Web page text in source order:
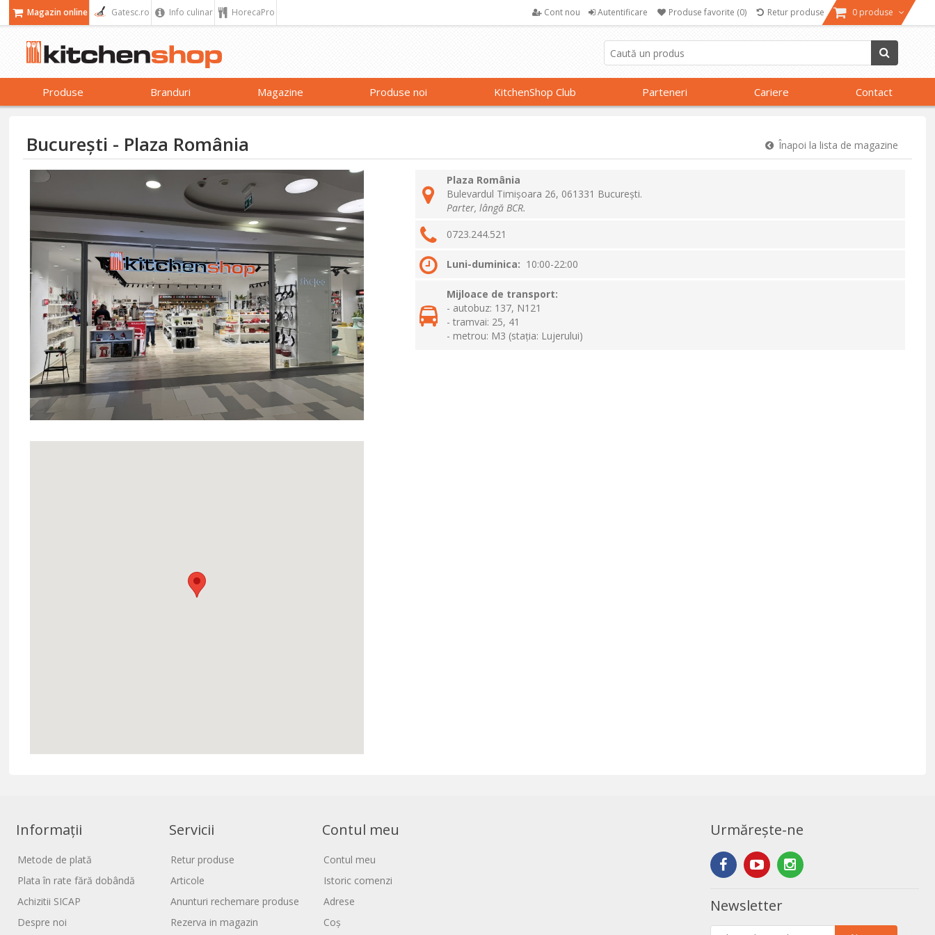
Magazin online Gatesc.ro Info culinar HorecaPro Cont nou Autentificare Produse favorite (0) Retur produse 0 produse
Produse Branduri Magazine Produse noi KitchenShop Club Parteneri Cariere Contact
București - Plaza România Înapoi la lista de magazine
Plaza România
Bulevardul Timișoara 26, 061331 București.
Parter, lângă BCR.
0723.244.521
Luni-duminica: 10:00-22:00
Mijloace de transport:
- autobuz: 137, N121
- tramvai: 25, 41
- metrou: M3 (stația: Lujerului)
Informații
Metode de plată
Plata în rate fără dobândă
Achizitii SICAP
Despre noi
Servicii
Retur produse
Articole
Anunturi rechemare produse
Rezerva in magazin
Contul meu
Contul meu
Istoric comenzi
Adrese
Coș
Urmărește-ne
Newsletter